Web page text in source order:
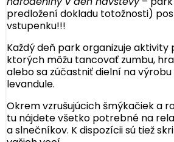
predložení dokladu totožnosti)
vstupenku!!!
Každý deň park organizuje aktivity
ktorých môžu tancovať zumbu,
alebo sa zúčastniť dielní na
levandule.
Okrem vzrušujúcich šmýkačiek a
tu nájdete všetko potrebné na
a slnečníkov. K dispozícii sú tiež